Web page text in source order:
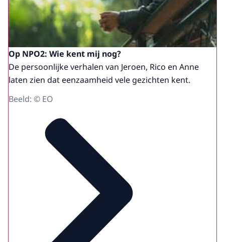
Op NPO2: Wie kent mij nog?
De persoonlijke verhalen van Jeroen, Rico en Anne
laten zien dat eenzaamheid vele gezichten kent.
Beeld: © EO